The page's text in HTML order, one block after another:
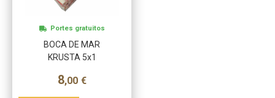
BOCA DE MAR
KRUSTA 5x1
8,00 €
Portes gratuitos